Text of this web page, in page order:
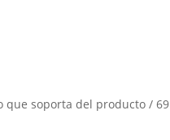
que soporta del producto / 69